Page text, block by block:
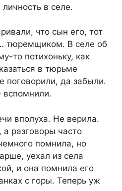
в селе.
что сын его, тот
тюремщиком. В селе об
то потихоньку, как
в тюрьме
поговорили, да забыли.
вспомнили.
вполуха. Не верила.
а разговоры часто
помнила, но
уехал из села
и она помнила его
с горы. Теперь уж